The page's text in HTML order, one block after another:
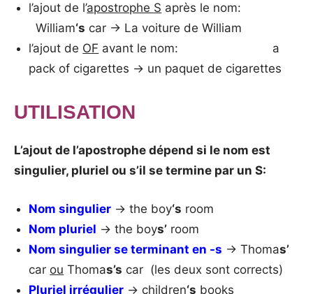
l’ajout de l’apostrophe S après le nom:
William‘s car → La voiture de William
l’ajout de OF avant le nom: a
pack of cigarettes → un paquet de cigarettes
UTILISATION
L’ajout de l’apostrophe dépend si le nom est
singulier, pluriel ou s’il se termine par un S:
Nom singulier → the boy‘s room
Nom pluriel → the boys’ room
Nom singulier se terminant en -s → Thomas’
car ou Thomas’s car (les deux sont corrects)
Pluriel irrégulier → children‘s books